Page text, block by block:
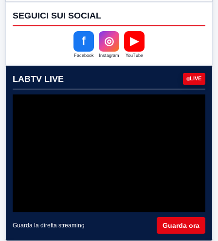
SEGUICI SUI SOCIAL
f
Facebook
◎
Instagram
▶
YouTube
LABTV LIVE LIVE
Guarda la diretta streaming Guarda ora